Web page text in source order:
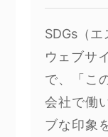
SDGs（
ウェブサ
で、「こ
会社で働
ブな印象